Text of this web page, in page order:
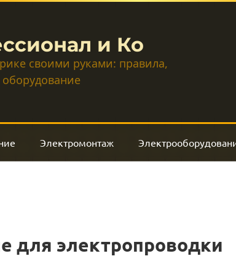
и Ко
своими руками: правила,
Электромонтаж
для электропроводки